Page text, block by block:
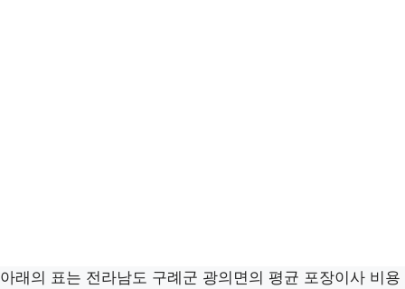
아래의 표는 전라남도 구례군 광의면의 평균 포장이사 비용